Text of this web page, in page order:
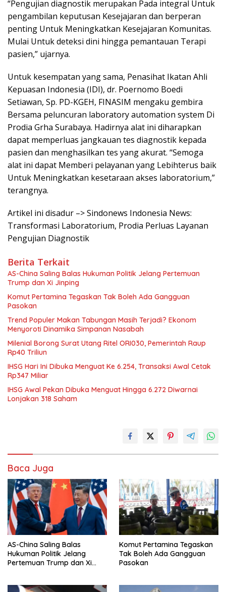
“Pengujian diagnostik merupakan Pada integral Untuk
pengambilan keputusan Kesejajaran dan berperan
penting Untuk Meningkatkan Kesejajaran Komunitas.
Mulai Untuk deteksi dini hingga pemantauan Terapi
pasien,” ujarnya.
Untuk kesempatan yang sama, Penasihat Ikatan Ahli
Kepuasan Indonesia (IDI), dr. Poernomo Boedi
Setiawan, Sp. PD-KGEH, FINASIM mengaku gembira
Bersama peluncuran laboratory automation system Di
Prodia Grha Surabaya. Hadirnya alat ini diharapkan
dapat memperluas jangkauan tes diagnostik kepada
pasien dan menghasilkan tes yang akurat. “Semoga
alat ini dapat Memberi pelayanan yang Lebihterus baik
Untuk Meningkatkan kesetaraan akses laboratorium,”
terangnya.
Artikel ini disadur –> Sindonews Indonesia News:
Transformasi Laboratorium, Prodia Perluas Layanan
Pengujian Diagnostik
Berita Terkait
AS-China Saling Balas Hukuman Politik Jelang Pertemuan
Trump dan Xi Jinping
Komut Pertamina Tegaskan Tak Boleh Ada Gangguan
Pasokan
Trend Populer Makan Tabungan Masih Terjadi? Ekonom
Menyoroti Dinamika Simpanan Nasabah
Milenial Borong Surat Utang Ritel ORI030, Pemerintah Raup
Rp40 Triliun
IHSG Hari Ini Dibuka Menguat Ke 6.254, Transaksi Awal Cetak
Rp347 Miliar
IHSG Awal Pekan Dibuka Menguat Hingga 6.272 Diwarnai
Lonjakan 318 Saham
Baca Juga
AS-China Saling Balas
Hukuman Politik Jelang
Pertemuan Trump dan Xi
Komut Pertamina Tegaskan
Tak Boleh Ada Gangguan
Pasokan